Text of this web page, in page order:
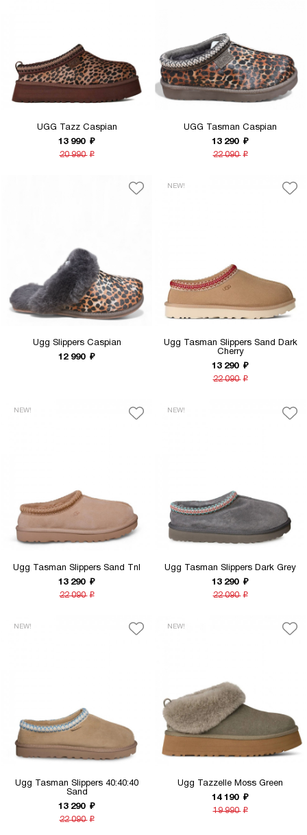
UGG Tazz Caspian
13 990 ₽
20 990 ₽
UGG Tasman Caspian
13 290 ₽
22 090 ₽
Ugg Slippers Caspian
12 990 ₽
NEW!
Ugg Tasman Slippers Sand Dark
Cherry
13 290 ₽
22 090 ₽
NEW!
Ugg Tasman Slippers Sand Tnl
13 290 ₽
22 090 ₽
NEW!
Ugg Tasman Slippers Dark Grey
13 290 ₽
22 090 ₽
NEW!
Ugg Tasman Slippers 40:40:40
Sand
13 290 ₽
22 090 ₽
NEW!
Ugg Tazzelle Moss Green
14 190 ₽
19 990 ₽